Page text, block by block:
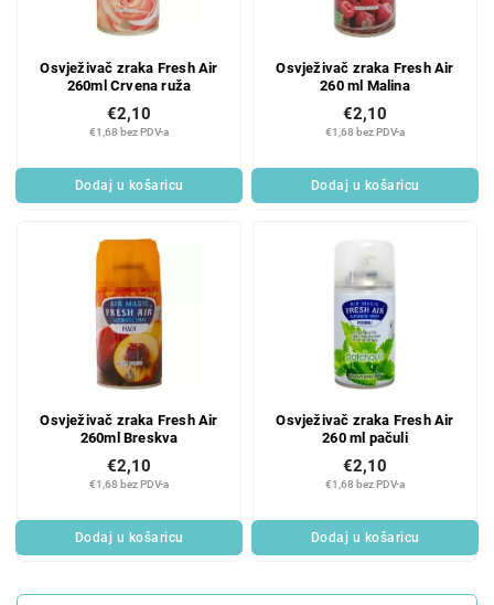
Osvježivač zraka Fresh Air
260ml Crvena ruža
€1,68 bez PDV-a
€2,10
Dodaj u košaricu
Osvježivač zraka Fresh Air
260 ml Malina
€1,68 bez PDV-a
€2,10
Dodaj u košaricu
Osvježivač zraka Fresh Air
260ml Breskva
€1,68 bez PDV-a
€2,10
Dodaj u košaricu
Osvježivač zraka Fresh Air
260 ml pačuli
€1,68 bez PDV-a
€2,10
Dodaj u košaricu